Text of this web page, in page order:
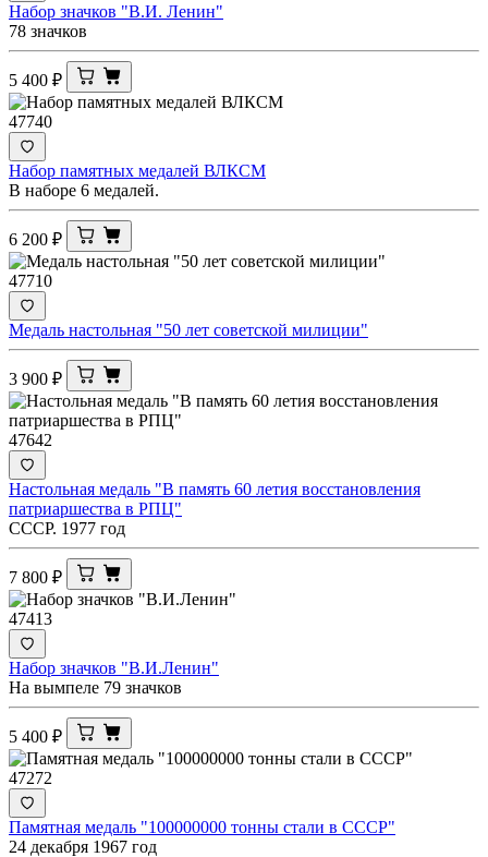
Набор значков "В.И. Ленин"
78 значков
5 400 ₽
47740
Набор памятных медалей ВЛКСМ
В наборе 6 медалей.
6 200 ₽
47710
Медаль настольная "50 лет советской милиции"
3 900 ₽
47642
Настольная медаль "В память 60 летия восстановления
патриаршества в РПЦ"
СССР. 1977 год
7 800 ₽
47413
Набор значков "В.И.Ленин"
На вымпеле 79 значков
5 400 ₽
47272
Памятная медаль "100000000 тонны стали в СССР"
24 декабря 1967 год